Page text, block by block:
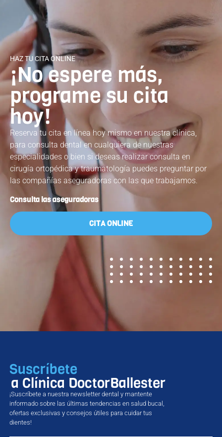
Ortognática
y Ortodoncia
Invisible.
Atención al
paciente
HAZ TU CITA ONLINE
¡No espere más,
programe su cita
hoy!
Reserva tu cita en línea hoy mismo en nuestra clínica,
para consulta dental en cualquiera de nuestras
especialidades o bien si deseas realizar consulta en
cirugía ortopédica y traumatología puedes preguntar por
las compañías aseguradoras con las que trabajamos.
Consulta las aseguradoras
CITA ONLINE
Suscríbete
a Clínica DoctorBallester
¡Suscríbete a nuestra newsletter dental y mantente
informado sobre las últimas tendencias en salud bucal,
ofertas exclusivas y consejos útiles para cuidar tus
dientes!